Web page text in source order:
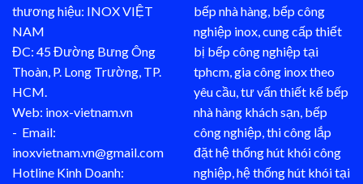
thương hiệu: INOX VIỆT
NAM
ĐC: 45 Đường Bưng Ông
Thoàn, P. Long Trường, TP.
HCM.
Web: inox-vietnam.vn
- Email:
inoxvietnam.vn@gmail.com
Hotline Kinh Doanh:
bếp nhà hàng, bếp công
nghiệp inox, cung cấp thiết
bị bếp công nghiệp tại
tphcm, gia công inox theo
yêu cầu, tư vấn thiết kế bếp
nhà hàng khách sạn, bếp
công nghiệp, thi công lắp
đặt hệ thống hút khói công
nghiệp, hệ thống hút khói tại